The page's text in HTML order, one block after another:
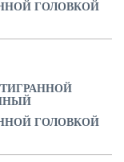
ГОЛОВКОЙ
ГОЛОВКОЙ